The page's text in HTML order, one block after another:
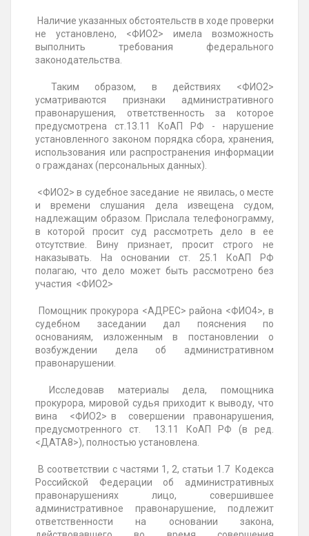
Наличие указанных обстоятельств в ходе проверки
не установлено, <ФИО2> имела возможность
выполнить требования федерального
законодательства.
Таким образом, в действиях <ФИО2>
усматриваются признаки административного
правонарушения, ответственность за которое
предусмотрена ст.13.11 КоАП РФ - нарушение
установленного законом порядка сбора, хранения,
использования или распространения информации
о гражданах (персональных данных).
<ФИО2> в судебное заседание не явилась, о месте
и времени слушания дела извещена судом,
надлежащим образом. Прислала телефонограмму,
в которой просит суд рассмотреть дело в ее
отсутствие. Вину признает, просит строго не
наказывать. На основании ст. 25.1 КоАП РФ
полагаю, что дело может быть рассмотрено без
участия <ФИО2>
Помощник прокурора <АДРЕС> района <ФИО4>, в
судебном заседании дал пояснения по
основаниям, изложенным в постановлении о
возбуждении дела об административном
правонарушении.
Исследовав материалы дела, помощника
прокурора, мировой судья приходит к выводу, что
вина <ФИО2> в совершении правонарушения,
предусмотренного ст. 13.11 КоАП РФ (в ред.
<ДАТА8>), полностью установлена.
В соответствии с частями 1, 2, статьи 1.7 Кодекса
Российской Федерации об административных
правонарушениях лицо, совершившее
административное правонарушение, подлежит
ответственности на основании закона,